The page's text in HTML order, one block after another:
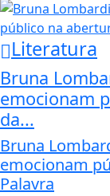
Literatura
Bruna
emocionam
da...
Bruna
emocionam
Palavra